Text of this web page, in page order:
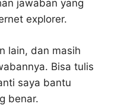
jawaban yang
explorer.
lain, dan masih
Bisa tulis
saya bantu
benar.